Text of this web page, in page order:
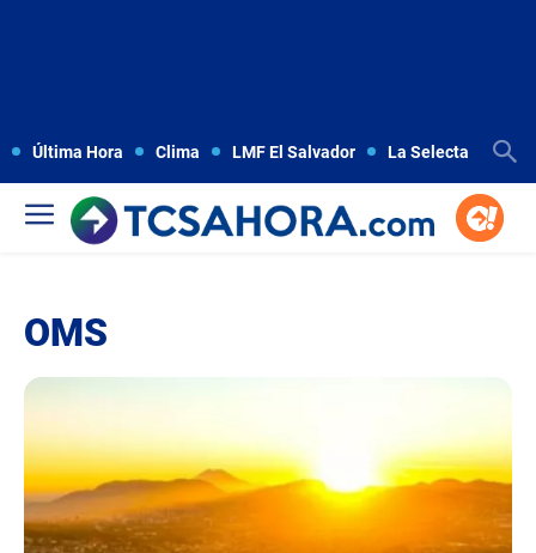
Última Hora Clima LMF El Salvador La Selecta
OMS